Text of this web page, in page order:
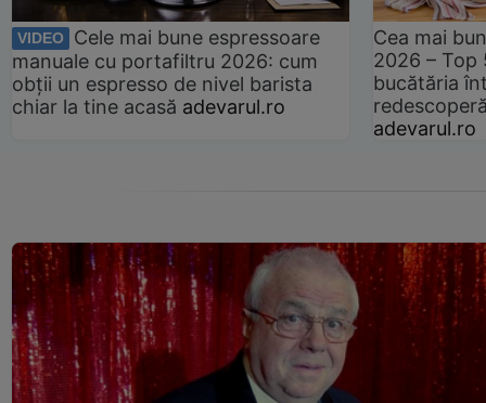
VIDEO
Cele mai bune espressoare
manuale cu portafiltru 2026: cum
obții un espresso de nivel barista
chiar la tine acasă adevarul.ro
Cea mai
2026 –
bucătăria
adevarul.ro